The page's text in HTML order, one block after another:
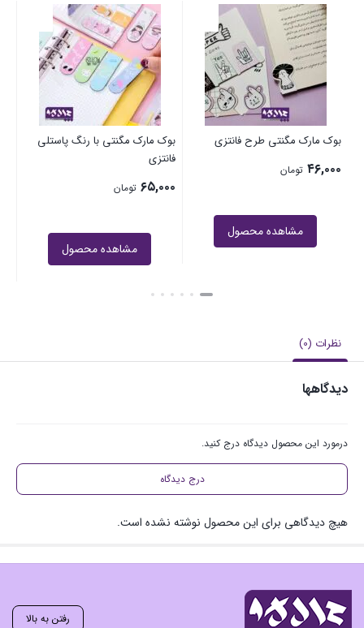
بوک مارک مگنتی طرح فانتزی
۴۶,۰۰۰ تومان
مشاهده محصول
بوک مارک مگنتی با رنگ پاستلی
فانتزی
۶۵,۰۰۰ تومان
مشاهده محصول
نظرات (0)
دیدگاهها
درمورد این محصول دیدگاه درج کنید.
درج دیدگاه
هیچ دیدگاهی برای این محصول نوشته نشده است.
رفتن به بالا